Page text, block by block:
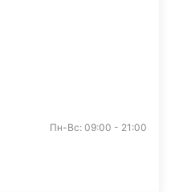
Пн-Вс: 09:00 - 21:00